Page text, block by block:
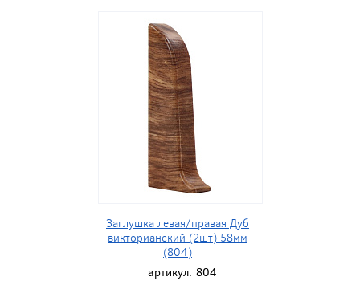
Заглушка левая/правая Дуб
викторианский (2шт) 58мм
(804)
артикул: 804